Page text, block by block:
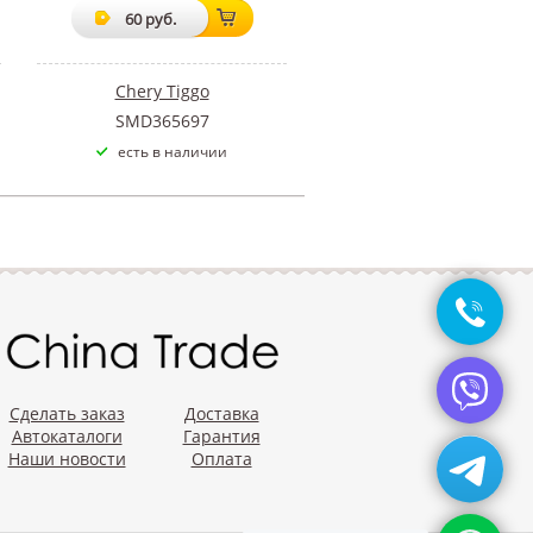
60 руб.
Chery Tiggo
SMD365697
есть в наличии
Сделать заказ
Автокаталоги
Наши новости
Доставка
Гарантия
Оплата